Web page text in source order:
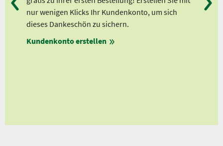
nur wenigen Klicks Ihr Kundenkonto, um sich
dieses Dankeschön zu sichern.
Kundenkonto erstellen
Ab